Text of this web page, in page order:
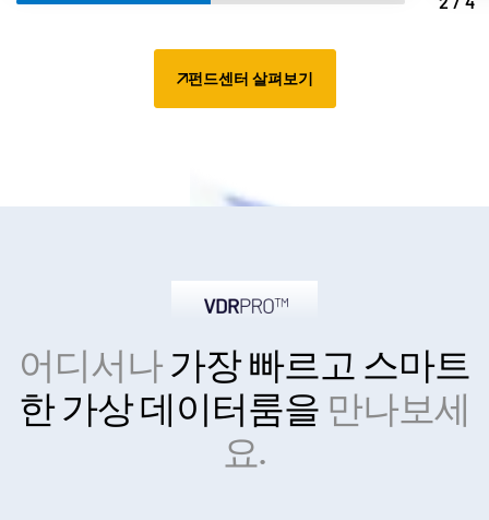
펀드센터 살펴보기
어디서나가장 빠르고 스마트
한가상 데이터룸을 만나보세
요.